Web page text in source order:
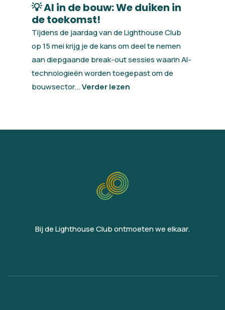
💡 AI in de bouw: We duiken in
de toekomst!
Tijdens de jaardag van de Lighthouse Club
op 15 mei krijg je de kans om deel te nemen
aan diepgaande break-out sessies waarin AI-
technologieën worden toegepast om de
bouwsector...Verder lezen
Bij de Lighthouse Club ontmoeten we elkaar.